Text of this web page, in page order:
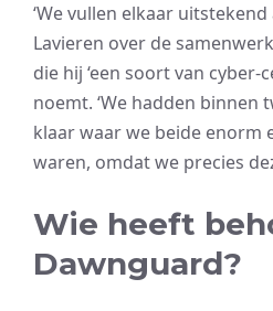
‘We vullen elkaar uitstekend
Lavieren over de
die hij ‘een soort van cyber-
noemt. ‘We hadden binnen
klaar waar we beide enorm
waren, omdat we precies
Wie heeft
Dawnguard?